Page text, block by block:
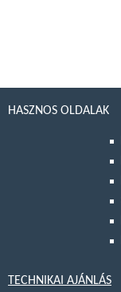
HASZNOS OLDALAK
TECHNIKAI AJÁNLÁS